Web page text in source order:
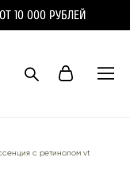
10 000 РУБЛЕЙ
с ретинолом vt